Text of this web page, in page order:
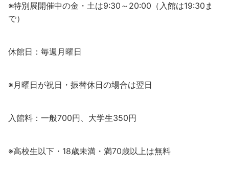
※特別展開催中の金・土は9:30～20:00（入館は19:30ま
で）
休館日：毎週月曜日
※月曜日が祝日・振替休日の場合は翌日
入館料：一般700円、大学生350円
※高校生以下・18歳未満・満70歳以上は無料